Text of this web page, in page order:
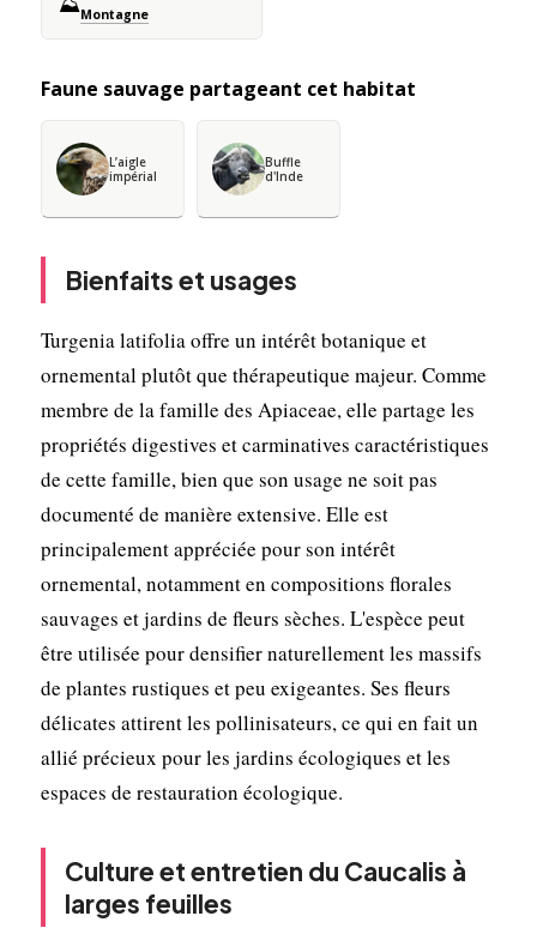
Montagne
Faune sauvage partageant cet habitat
L’aigle
impérial
Buffle
d'Inde
Bienfaits et usages
Turgenia latifolia offre un intérêt botanique et
ornemental plutôt que thérapeutique majeur. Comme
membre de la famille des Apiaceae, elle partage les
propriétés digestives et carminatives caractéristiques
de cette famille, bien que son usage ne soit pas
documenté de manière extensive. Elle est
principalement appréciée pour son intérêt
ornemental, notamment en compositions florales
sauvages et jardins de fleurs sèches. L'espèce peut
être utilisée pour densifier naturellement les massifs
de plantes rustiques et peu exigeantes. Ses fleurs
délicates attirent les pollinisateurs, ce qui en fait un
allié précieux pour les jardins écologiques et les
espaces de restauration écologique.
Culture et entretien du Caucalis à
larges feuilles